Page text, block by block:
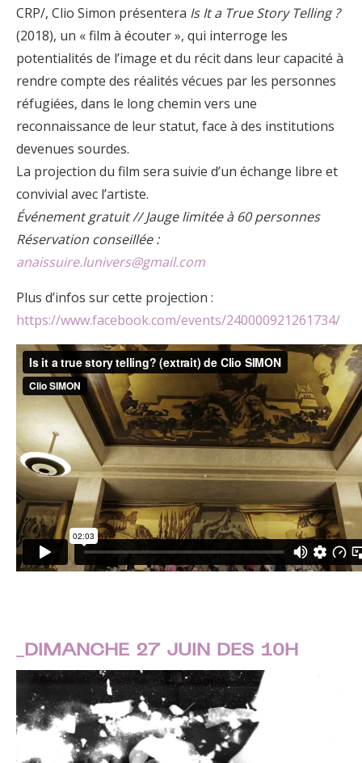
CRP/, Clio Simon présentera Is It a True Story Telling ?
(2018), un « film à écouter », qui interroge les
potentialités de l’image et du récit dans leur capacité à
rendre compte des réalités vécues par les personnes
réfugiées, dans le long chemin vers une
reconnaissance de leur statut, face à des institutions
devenues sourdes.
La projection du film sera suivie d’un échange libre et
convivial avec l’artiste.
Événement gratuit // Jauge limitée à 60 personnes
Réservation conseillée :
anaissuire.lunivers@gmail.com
Plus d’infos sur cette projection :
https://www.facebook.com/events/240000921261734/
_DIMANCHE 27 JUIN DES 10H